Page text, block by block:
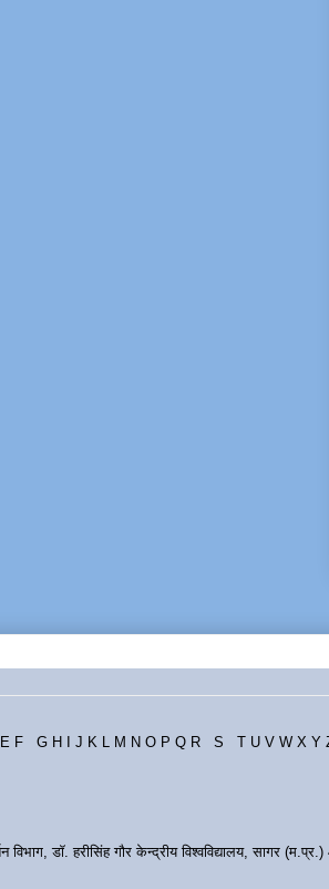
F G H I J K L M N O P Q R S T U V W X Y Z
डॉ. हरीसिंह गौर केन्द्रीय विश्वविद्यालय, सागर (म.प्र.)